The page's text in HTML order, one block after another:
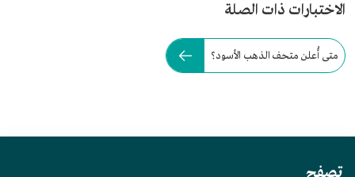
الاختبارات ذات الصلة
متى أُعلن متحف الذهب الأسود؟
تصفح